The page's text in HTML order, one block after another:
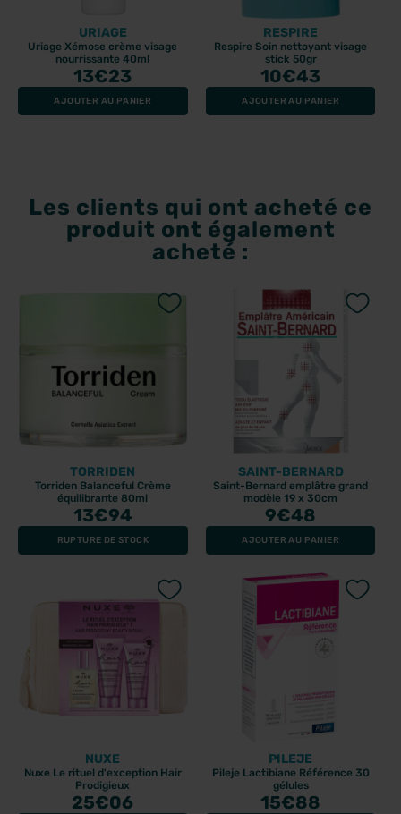
URIAGE
Uriage Xémose crème visage
nourrissante 40ml
13€23
AJOUTER AU PANIER
RESPIRE
Respire Soin nettoyant visage
stick 50gr
10€43
AJOUTER AU PANIER
Les clients qui ont acheté ce
produit ont également
acheté :
TORRIDEN
Torriden Balanceful Crème
équilibrante 80ml
13€94
RUPTURE DE STOCK
SAINT-BERNARD
Saint-Bernard emplâtre grand
modèle 19 x 30cm
9€48
AJOUTER AU PANIER
NUXE
Nuxe Le rituel d'exception Hair
Prodigieux
25€06
PILEJE
Pileje Lactibiane Référence 30
gélules
15€88